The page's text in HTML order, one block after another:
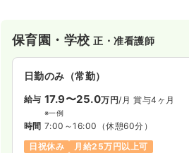
保育園・学校正・准看護師
日勤のみ（常勤）
給与 17.9〜25.0万円/月 賞与4ヶ月
※一例
時間 7:00～16:00 （休憩60分）
日祝休み
月給25万円以上可